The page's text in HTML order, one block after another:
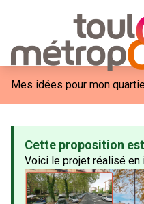
Mes idées pour mon
Cette proposition
Voici le projet réalisé en